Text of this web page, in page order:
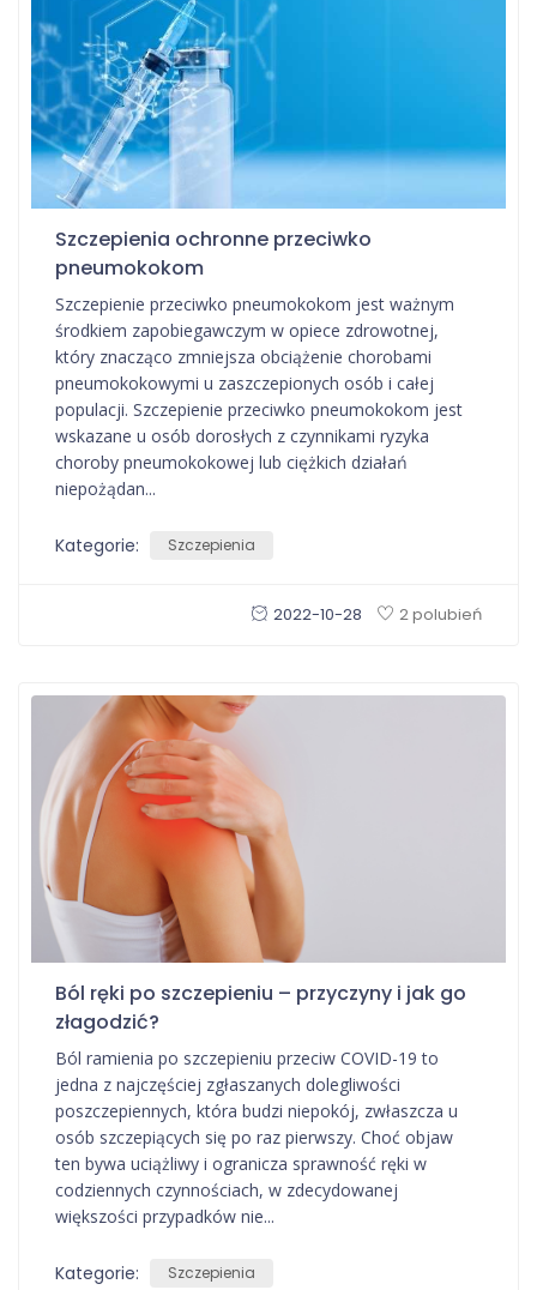
Szczepienia ochronne przeciwko
pneumokokom
Szczepienie przeciwko pneumokokom jest ważnym
środkiem zapobiegawczym w opiece zdrowotnej,
który znacząco zmniejsza obciążenie chorobami
pneumokokowymi u zaszczepionych osób i całej
populacji. Szczepienie przeciwko pneumokokom jest
wskazane u osób dorosłych z czynnikami ryzyka
choroby pneumokokowej lub ciężkich działań
niepożądan...
Kategorie: Szczepienia
2022-10-28 2 polubień
Ból ręki po szczepieniu – przyczyny i jak go
złagodzić?
Ból ramienia po szczepieniu przeciw COVID-19 to
jedna z najczęściej zgłaszanych dolegliwości
poszczepiennych, która budzi niepokój, zwłaszcza u
osób szczepiących się po raz pierwszy. Choć objaw
ten bywa uciążliwy i ogranicza sprawność ręki w
codziennych czynnościach, w zdecydowanej
większości przypadków nie...
Kategorie: Szczepienia